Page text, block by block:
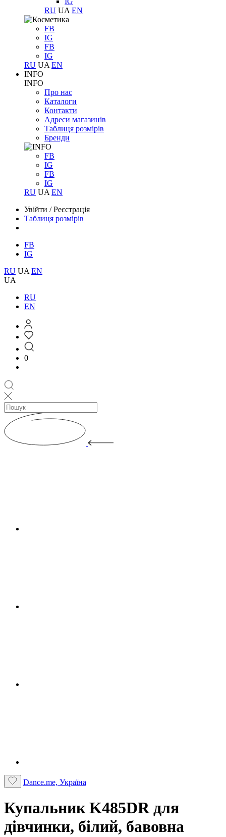
RU UA EN
FB
IG
FB
IG
RU UA EN
INFO
INFO
Про нас
Каталоги
Контакти
Адреси магазинів
Таблиця розмірів
Бренди
FB
IG
FB
IG
RU UA EN
Увійти /Реєстрація
Таблиця розмірів
FB
IG
RU UA EN
UA
RU
EN
0
Dance.me, Україна
Купальник K485DR для
дівчинки, білий, бавовна